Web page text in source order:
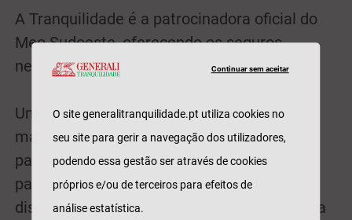
A Tranquilidade é a patrocinadora oficial do
Meo Sudoeste, oferecendo os seguros
necessários ao evento.
Um festival transforma-se numa memória
marcante para todos e cada um dos
participantes e a Tranquilidade quer fazer
parte dessa memória. Para isso são
disponibilizados cacifos e carregadores para
Continuar sem aceitar
O site generalitranquilidade.pt utiliza cookies no
seu site para gerir a navegação dos utilizadores,
podendo essa gestão ser através de cookies
próprios e/ou de terceiros para efeitos de
análise estatística.